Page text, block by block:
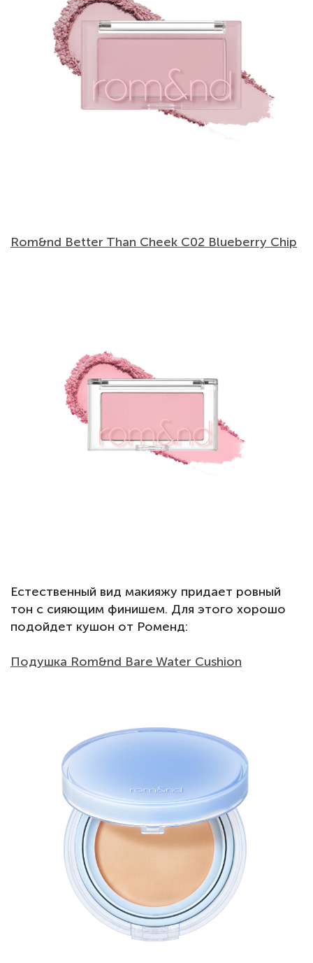
Rom&nd Better Than Cheek C02 Blueberry Chip
Естественный вид макияжу придает ровный
тон с сияющим финишем. Для этого хорошо
подойдет кушон от Роменд:
Подушка Rom&nd Bare Water Cushion